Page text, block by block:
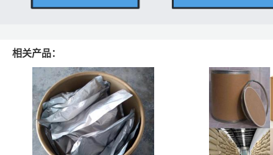
相关产品：